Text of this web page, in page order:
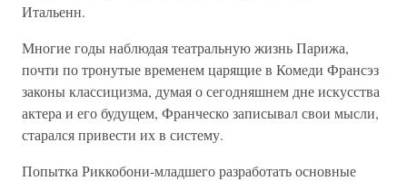
Итальенн.
Многие годы наблюдая театральную жизнь Парижа,
почти по тронутые временем царящие в Комеди Франсэз
законы классицизма, думая о сегодняшнем дне искусства
актера и его будущем, Франческо записывал свои мысли,
старался привести их в систему.
Попытка Риккобони-младшего разработать основные